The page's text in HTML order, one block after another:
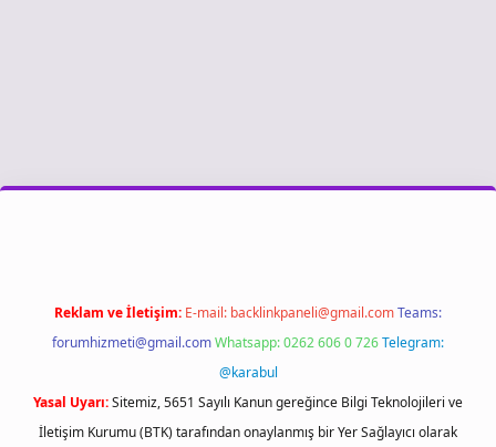
Reklam ve İletişim: E-mail: backlinkpaneli@gmail.comTeams:
forumhizmeti@gmail.comWhatsapp: 0262 606 0 726Telegram:
@karabul
Yasal Uyarı:Sitemiz, 5651 Sayılı Kanun gereğince Bilgi Teknolojileri ve
İletişim Kurumu (BTK) tarafından onaylanmış bir Yer Sağlayıcı olarak